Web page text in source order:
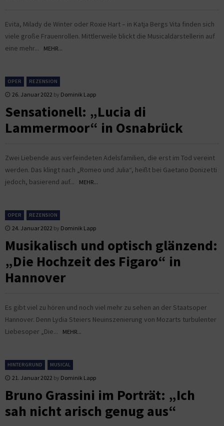
Evita, Milady de Winter oder Roxie Hart – in Katja Bergs Vita finden sich
viele große Frauenrollen. Mittlerweile blickt die Musicaldarstellerin auf
eine mehr...
MEHR...
OPER REZENSION
26. Januar 2022 by Dominik Lapp
Sensationell: „Lucia di
Lammermoor“ in Osnabrück
Zwei Liebende aus verfeindeten Adelsfamilien, die erst im Tod vereint
werden. Das klingt nach „Romeo und Julia“, heißt bei Gaetano Donizetti
jedoch, basierend auf...
MEHR...
OPER REZENSION
24. Januar 2022 by Dominik Lapp
Musikalisch und optisch glänzend:
„Die Hochzeit des Figaro“ in
Hannover
Es gibt viel zu hören und noch viel mehr zu sehen an der Staatsoper
Hannover. Denn Lydia Steiers Neuinszenierung von Mozarts turbulenter
Liebesoper „Die...
MEHR...
HINTERGRUND MUSICAL
21. Januar 2022 by Dominik Lapp
Bruno Grassini im Porträt: „Ich
sah nicht arisch genug aus“